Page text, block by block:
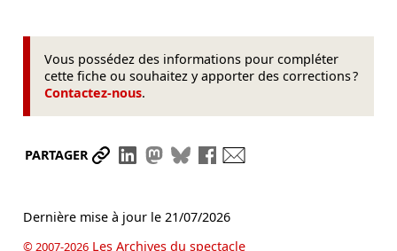
Vous possédez des informations pour compléter
cette fiche ou souhaitez y apporter des corrections ?
Contactez-nous.
PARTAGER Partager le lien
Partager sur LinkedIn
Partager sur Mastodon
Partager sur Bluesky
Partager sur Facebook
Dernière mise à jour le 21/07/2026
© 2007-2026Les Archives du spectacle